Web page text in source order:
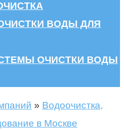
ВОДЫ ДЛЯ
ОЧИСТКИ ВОДЫ
» Водоочистка,
в Москве